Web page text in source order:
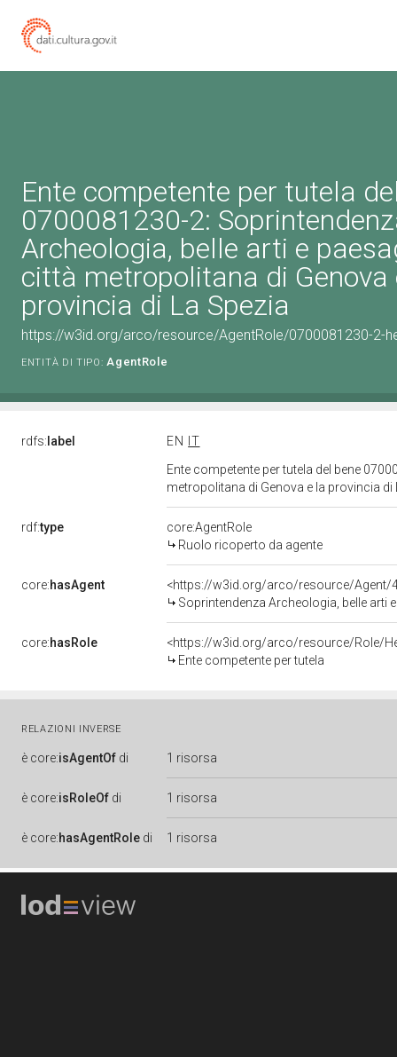
Ente competente per tutela
0700081230-2:
Archeologia, belle arti e
città metropolitana di Genova
provincia di La Spezia
https://w3id.org/arco/resource/AgentRole/0700081230-2-
ENTITÀ DI TIPO: AgentRole
rdfs: label EN
IT
Ente competente per tutela del bene
metropolitana di Genova e la provincia di
rdf:type
core:AgentRole
Ruolo ricoperto da agente
core:hasAgent
<https://w3id.org/arco/resource/Agent/
Soprintendenza Archeologia, belle arti e
core:hasRole
<https://w3id.org/arco/resource/Role/
Ente competente per tutela
RELAZIONI INVERSE
è core:isAgentOf di 1 risorsa
è core:isRoleOf di 1 risorsa
è core:hasAgentRole di 1 risorsa